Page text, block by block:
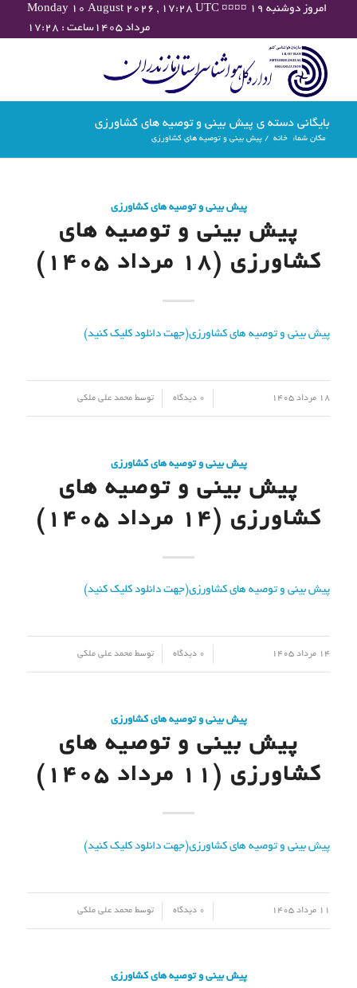
Monday 10 August 2026 , 17:28 UTC ¤¤¤¤ امروز دوشنبه ۱۹
مرداد ۱۴۰۵ساعت : ۱۷:۲۸
بایگانی دسته ی پیش بینی و توصیه های کشاورزی
مکان شما: خانه / پیش بینی و توصیه های کشاورزی
پیش بینی و توصیه های کشاورزی
پیش بینی و توصیه های
کشاورزی (18 مرداد ۱۴۰۵)
پیش بینی و توصیه های کشاورزی(جهت دانلود کلیک کنید)
18 مرداد 1405 0 دیدگاه توسط محمد علی ملکی
پیش بینی و توصیه های کشاورزی
پیش بینی و توصیه های
کشاورزی (14 مرداد ۱۴۰۵)
پیش بینی و توصیه های کشاورزی(جهت دانلود کلیک کنید)
14 مرداد 1405 0 دیدگاه توسط محمد علی ملکی
پیش بینی و توصیه های کشاورزی
پیش بینی و توصیه های
کشاورزی (11 مرداد ۱۴۰۵)
پیش بینی و توصیه های کشاورزی(جهت دانلود کلیک کنید)
11 مرداد 1405 0 دیدگاه توسط محمد علی ملکی
پیش بینی و توصیه های کشاورزی